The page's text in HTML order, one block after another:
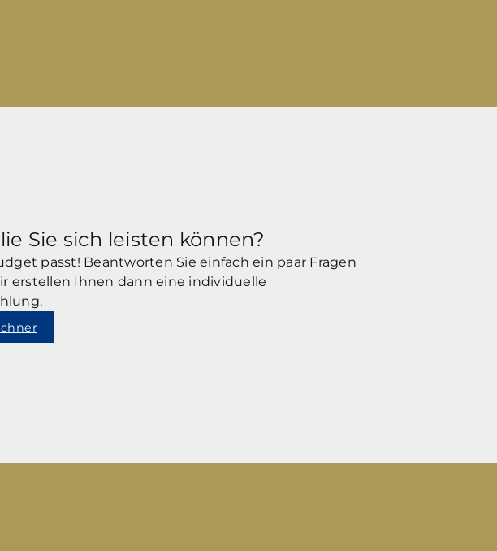
Sie sich leisten können?
passt! Beantworten Sie einfach ein paar Fragen
erstellen Ihnen dann eine individuelle